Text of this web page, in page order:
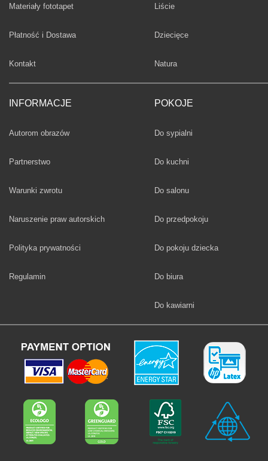
Materiały fototapet
Płatność i Dostawa
Kontakt
INFORMACJE
Autorom obrazów
Partnerstwo
Warunki zwrotu
Naruszenie praw autorskich
Polityka prywatności
Regulamin
Fototapety
Liście
Fototapety
Dziecięce
Fototapety
Natura
POKOJE
Fototapety
Do sypialni
Fototapety
Do kuchni
Fototapety
Do salonu
Fototapety
Do przedpokoju
Fototapety
Do pokoju dziecka
Fototapety
Do biura
Fototapety
Do kawiarni